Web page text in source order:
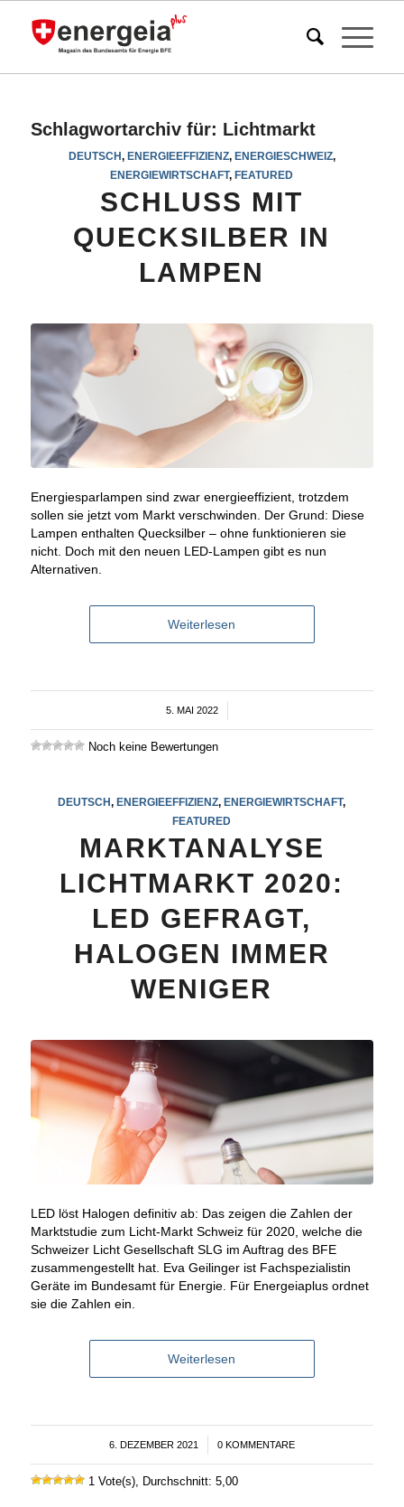
Schlagwortarchiv für: Lichtmarkt
DEUTSCH, ENERGIEEFFIZIENZ, ENERGIESCHWEIZ,
ENERGIEWIRTSCHAFT,FEATURED
SCHLUSS MIT
QUECKSILBER IN
LAMPEN
Energiesparlampen sind zwar energieeffizient, trotzdem
sollen sie jetzt vom Markt verschwinden. Der Grund: Diese
Lampen enthalten Quecksilber – ohne funktionieren sie
nicht. Doch mit den neuen LED-Lampen gibt es nun
Alternativen.
Weiterlesen
5. MAI 2022
/
Noch keine Bewertungen
DEUTSCH,ENERGIEEFFIZIENZ,ENERGIEWIRTSCHAFT,
FEATURED
MARKTANALYSE
LICHTMARKT 2020:
LED GEFRAGT,
HALOGEN IMMER
WENIGER
LED löst Halogen definitiv ab: Das zeigen die Zahlen der
Marktstudie zum Licht-Markt Schweiz für 2020, welche die
Schweizer Licht Gesellschaft SLG im Auftrag des BFE
zusammengestellt hat. Eva Geilinger ist Fachspezialistin
Geräte im Bundesamt für Energie. Für Energeiaplus ordnet
sie die Zahlen ein.
Weiterlesen
6. DEZEMBER 2021
/ 0 KOMMENTARE
1 Vote(s), Durchschnitt: 5,00